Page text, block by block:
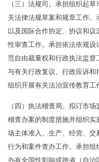
（三）法规司。承担组织起
关法律法规草案和规章工作。
以及国际合作协定、协议和议
性审查工作。承担依法依规设
范自由裁量权和行政执法监督
与有关行政复议、行政应诉和
组织开展有关法治宣传教育工
（四）执法稽查局。拟订市场
稽查办案的制度措施并组织实
场主体准入、生产、经营、交
行为和案件查办工作。承担组
办有全国性影响或跨省（自治